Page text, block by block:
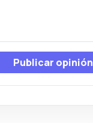
Publicar opinión